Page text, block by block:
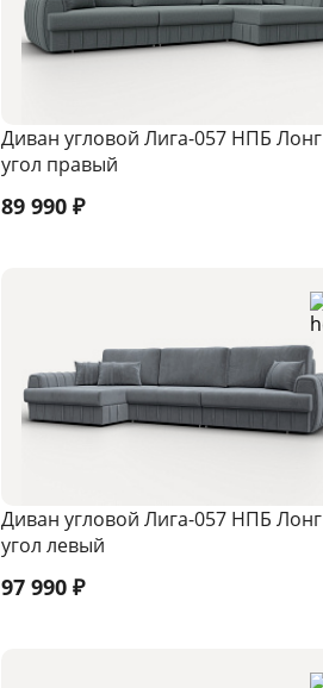
Диван угловой Лига-057 НПБ Лонг
угол правый
89 990 ₽
Диван угловой Лига-057 НПБ Лонг
угол левый
97 990 ₽